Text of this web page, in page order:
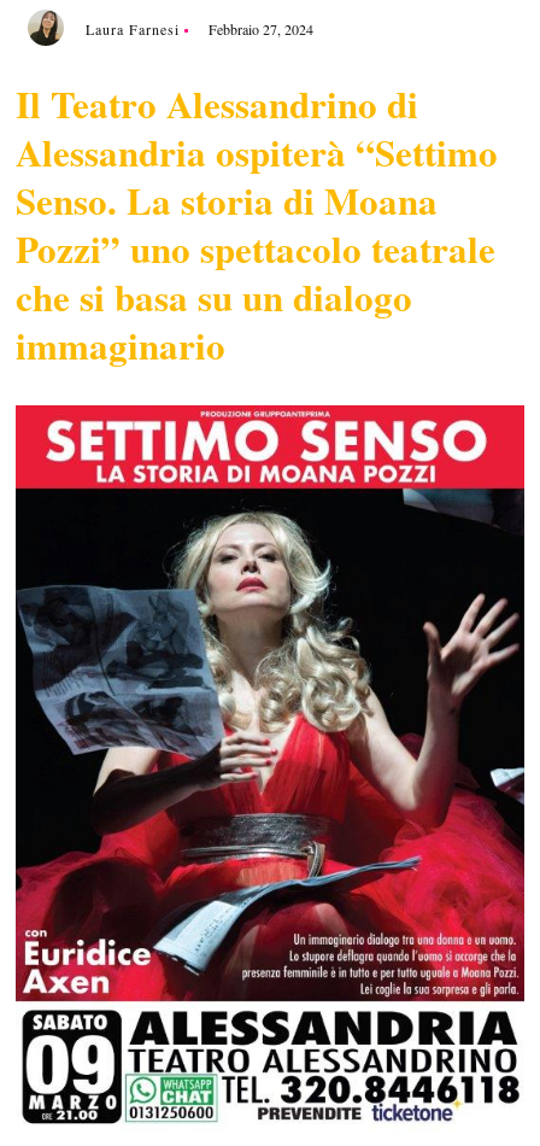
Laura Farnesi Febbraio 27, 2024
Il Teatro Alessandrino di
Alessandria ospiterà “Settimo
Senso. La storia di Moana
Pozzi” uno spettacolo teatrale
che si basa su un dialogo
immaginario